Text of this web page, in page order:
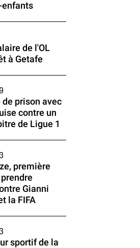
de l'OL
à Getafe
de prison avec
contre un
de Ligue 1
première
Gianni
la FIFA
sportif de la